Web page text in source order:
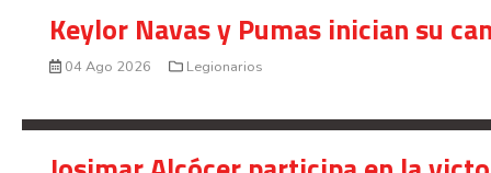
Keylor Navas y Pumas inician su
04 Ago 2026 Legionarios